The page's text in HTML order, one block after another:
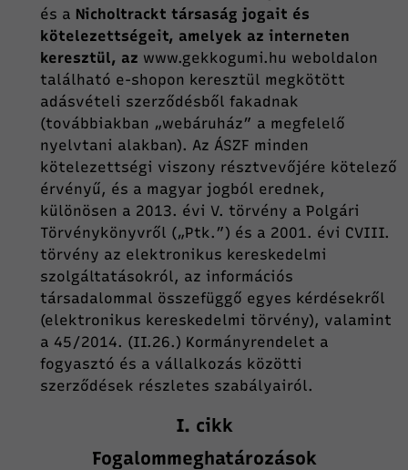
és a Nicholtrackt társaság jogait és
kötelezettségeit, amelyek az interneten
keresztül, az www.gekkogumi.hu weboldalon
található e-shopon keresztül megkötött
adásvételi szerződésből fakadnak
(továbbiakban „webáruház” a megfelelő
nyelvtani alakban). Az ÁSZF minden
kötelezettségi viszony résztvevőjére kötelező
érvényű, és a magyar jogból erednek,
különösen a 2013. évi V. törvény a Polgári
Törvénykönyvről („Ptk.”) és a 2001. évi CVIII.
törvény az elektronikus kereskedelmi
szolgáltatásokról, az információs
társadalommal összefüggő egyes kérdésekről
(elektronikus kereskedelmi törvény), valamint
a 45/2014. (II.26.) Kormányrendelet a
fogyasztó és a vállalkozás közötti
szerződések részletes szabályairól.
I. cikk
Fogalommeghatározások